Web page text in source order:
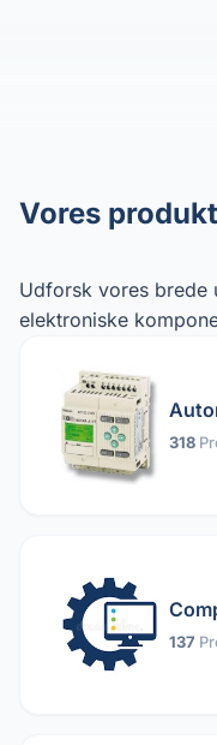
Vores
Udforsk vores brede
elektroniske
318
137